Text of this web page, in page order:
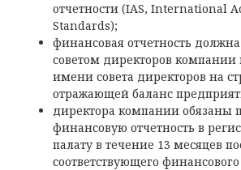
отчетности (IAS, International
Standards);
финансовая отчетность
советом директоров компании
имени совета директоров на
отражающей баланс
директора компании обязаны
финансовую отчетность в
палату в течение 13 месяцев
соответствующего